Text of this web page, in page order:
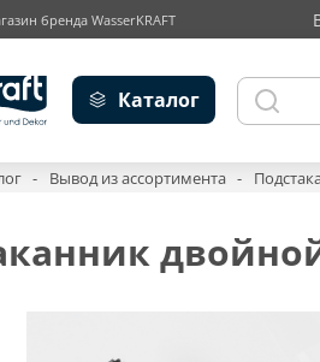
бренда WasserKRAFT
Каталог
Вывод из ассортимента